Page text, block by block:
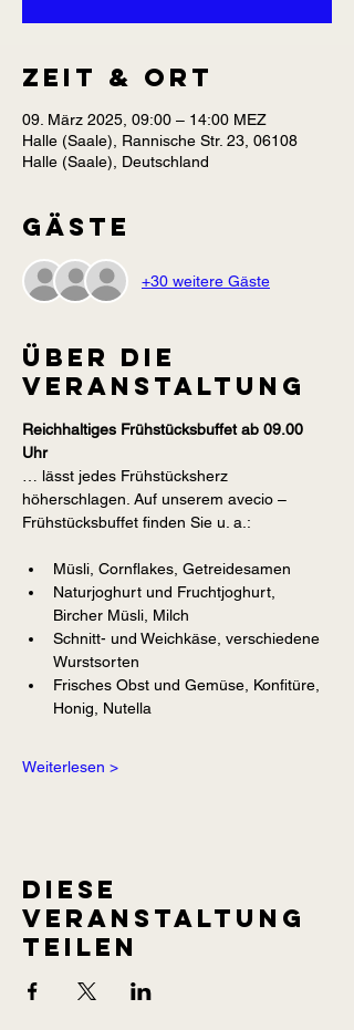
Zeit & Ort
09. März 2025, 09:00 – 14:00 MEZ
Halle (Saale), Rannische Str. 23, 06108
Halle (Saale), Deutschland
Gäste
+30 weitere Gäste
Über die
Veranstaltung
Reichhaltiges Frühstücksbuffet ab 09.00
Uhr
… lässt jedes Frühstücksherz
höherschlagen. Auf unserem avecio –
Frühstücksbuffet finden Sie u. a.:
Müsli, Cornflakes, Getreidesamen
Naturjoghurt und Fruchtjoghurt,
Bircher Müsli, Milch
Schnitt- und Weichkäse, verschiedene
Wurstsorten
Frisches Obst und Gemüse, Konfitüre,
Honig, Nutella
Weiterlesen >
Diese
Veranstaltung
teilen